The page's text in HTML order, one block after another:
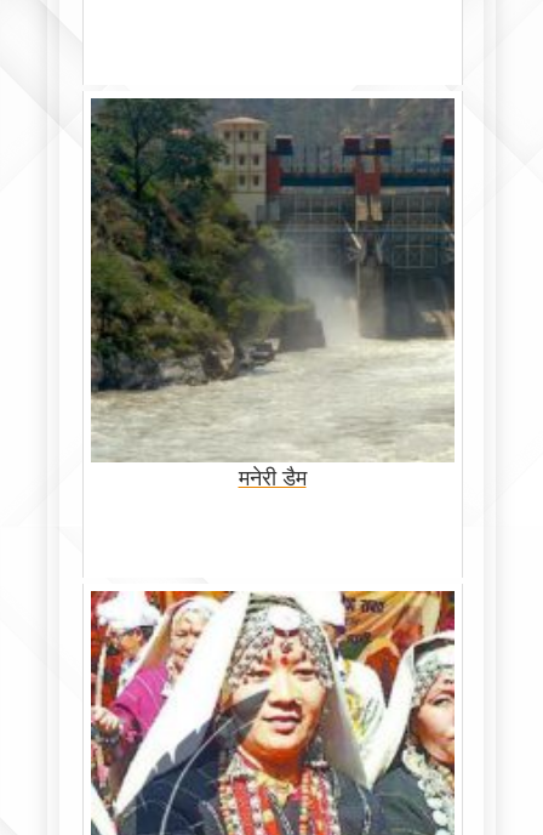
मनेरी डैम